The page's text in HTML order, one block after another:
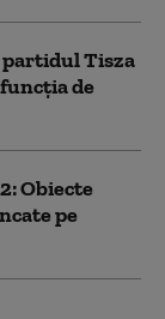
partidul Tisza
de
Obiecte
pe